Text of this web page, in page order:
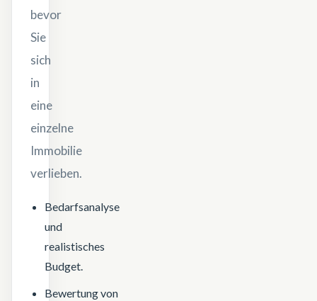
bevor
Sie
sich
in
eine
einzelne
Immobilie
verlieben.
Bedarfsanalyse
und
realistisches
Budget.
Bewertung von